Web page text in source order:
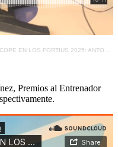
DIRÉ, ENTIDAD EDUCATIVA DESTACADA POR EL APOYO Y FOMENTO DEL DEPORTE
Premios al Entrenador